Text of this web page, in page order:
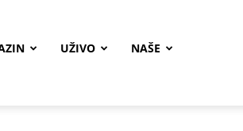
UŽIVO NAŠE